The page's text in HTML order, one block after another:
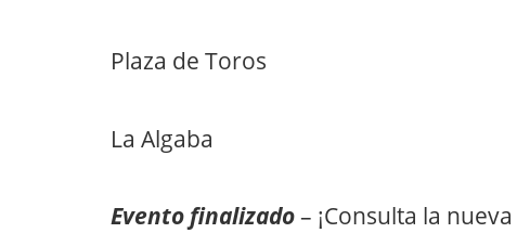
Plaza de Toros
La Algaba
Evento finalizado– ¡Consulta la nueva